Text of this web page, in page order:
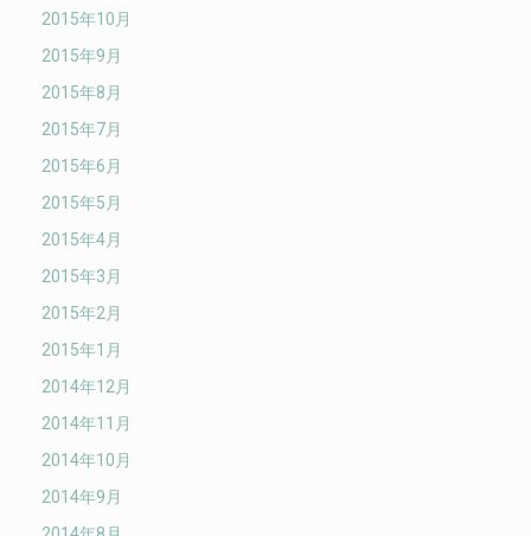
2015年10月
2015年9月
2015年8月
2015年7月
2015年6月
2015年5月
2015年4月
2015年3月
2015年2月
2015年1月
2014年12月
2014年11月
2014年10月
2014年9月